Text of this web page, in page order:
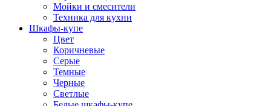
Мойки и смесители
Техника для кухни
Шкафы-купе
Цвет
Коричневые
Серые
Темные
Черные
Светлые